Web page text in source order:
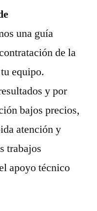
una guía
de la
equipo.
y por
bajos precios,
atención y
trabajos
apoyo técnico